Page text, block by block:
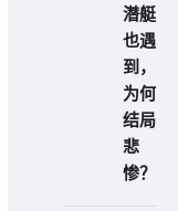
潜艇
也遇
到，
为何
结局
悲
惨？